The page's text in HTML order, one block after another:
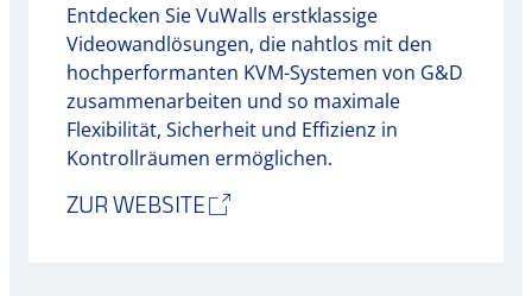
Entdecken Sie VuWalls erstklassige
Videowandlösungen, die nahtlos mit den
hochperformanten KVM-Systemen von G&D
zusammenarbeiten und so maximale
Flexibilität, Sicherheit und Effizienz in
Kontrollräumen ermöglichen.
ZUR WEBSITE